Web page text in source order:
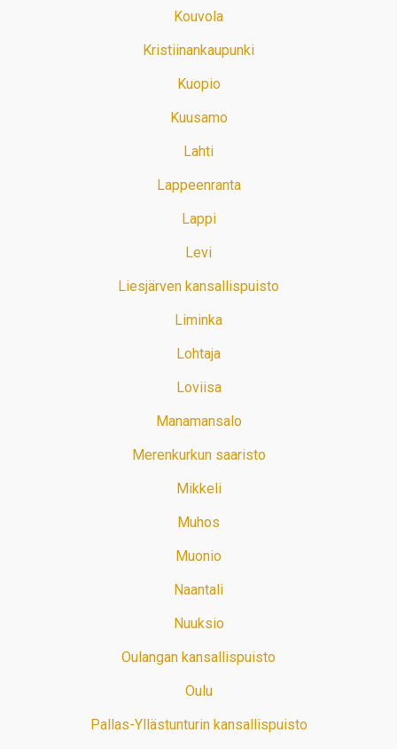
Kouvola
Kristiinankaupunki
Kuopio
Kuusamo
Lahti
Lappeenranta
Lappi
Levi
Liesjärven kansallispuisto
Liminka
Lohtaja
Loviisa
Manamansalo
Merenkurkun saaristo
Mikkeli
Muhos
Muonio
Naantali
Nuuksio
Oulangan kansallispuisto
Oulu
Pallas-Yllästunturin kansallispuisto